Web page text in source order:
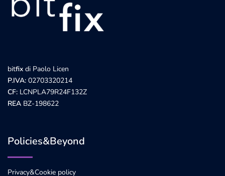
bitfix di Paolo Licen
P.IVA: 02703320214
CF: LCNPLA79R24F132Z
REA BZ-198622
Policies&Beyond
Privacy&Cookie policy